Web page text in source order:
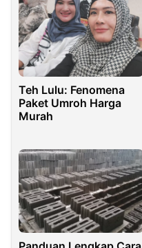
Teh Lulu: Fenomena
Paket Umroh Harga
Murah